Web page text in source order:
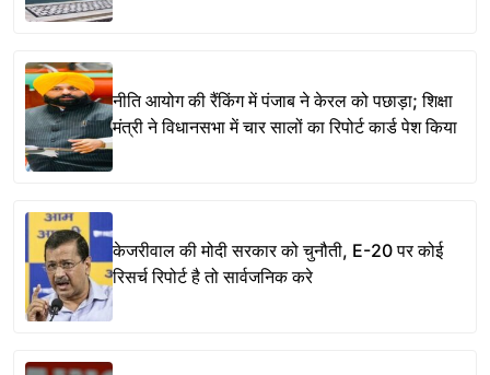
नीति आयोग की रैंकिंग में पंजाब ने केरल को पछाड़ा; शिक्षा
मंत्री ने विधानसभा में चार सालों का रिपोर्ट कार्ड पेश किया
केजरीवाल की मोदी सरकार को चुनौती, E-20 पर कोई
रिसर्च रिपोर्ट है तो सार्वजनिक करे